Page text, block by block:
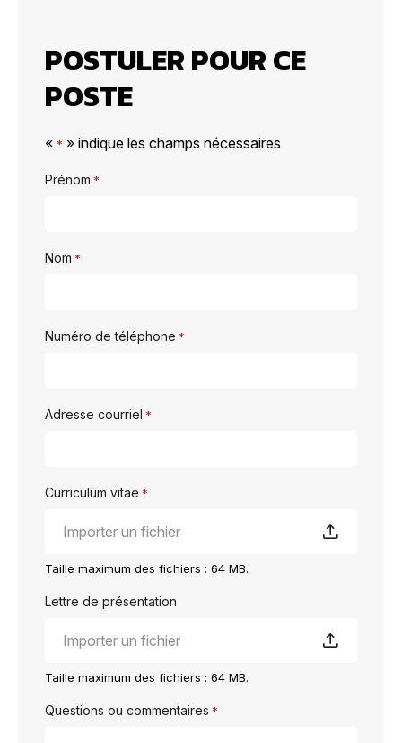
POSTULER POUR CE
POSTE
« * » indique les champs nécessaires
Prénom *
Nom *
Numéro de téléphone *
Adresse courriel *
Curriculum vitae *
Importer un fichier
Taille maximum des fichiers : 64 MB.
Lettre de présentation
Importer un fichier
Taille maximum des fichiers : 64 MB.
Questions ou commentaires *